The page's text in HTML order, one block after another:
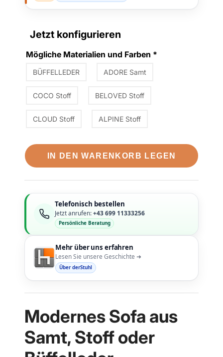
Jetzt konfigurieren
Mögliche Materialien und Farben *
BÜFFELLEDER ADORE Samt
COCO Stoff BELOVED Stoff
CLOUD Stoff ALPINE Stoff
IN DEN WARENKORB LEGEN
Telefonisch bestellen
Jetzt anrufen:+43 699 11333256
Persönliche Beratung
Mehr über uns erfahren
Lesen Sie unsere Geschichte ➜
Über derStuhl
Modernes Sofa aus
Samt, Stoff oder